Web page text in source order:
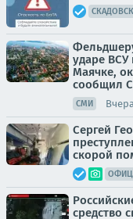
СКАДОВСК
ударе
Маячке,
сообщил
СМИ
Сергей
скорой
ОФИЦ.
средство